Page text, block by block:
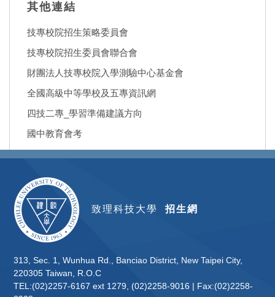
其他連結
技專校院招生策略委員會
技專校院招生委員會聯合會
財團法人技專校院入學測驗中心基金會
全國高級中等學校及五專資訊網
四技二專_學習準備建議方向
國中教育會考
致理科技大學招生網
313, Sec. 1, Wunhua Rd., Banciao District, New Taipei City,
220305 Taiwan, R.O.C
TEL:(02)2257-6167 ext 1279, (02)2258-9016 | Fax:(02)2258-